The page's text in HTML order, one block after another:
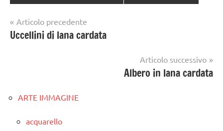
Navigazione
articoli
Articolo precedente
Uccellini di lana cardata
Articolo successivo
Albero in lana cardata
ARTE IMMAGINE
acquarello